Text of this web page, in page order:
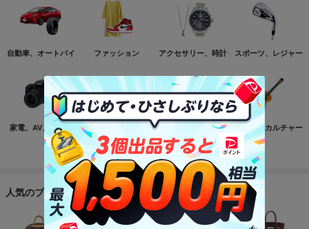
自動車、オートバイ ファッション アクセサリー、時計 スポーツ、レジャー
家電、AV、カメラ コンピュータ おもちゃ、ゲーム ホビー、カルチャー
もっと見る
人気のブランド